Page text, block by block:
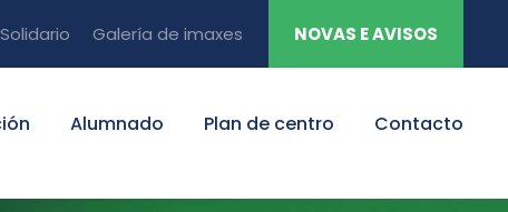
Galería de imaxes NOVAS E AVISOS
Alumnado Plan de centro Contacto